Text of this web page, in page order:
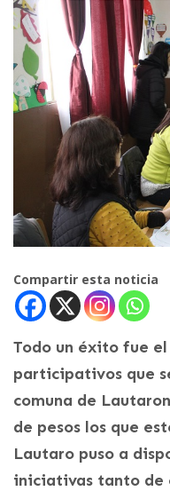
Compartir esta noticia
Todo un éxito fue
participativos que
comuna de
de pesos los que
Lautaro puso a
iniciativas tanto de